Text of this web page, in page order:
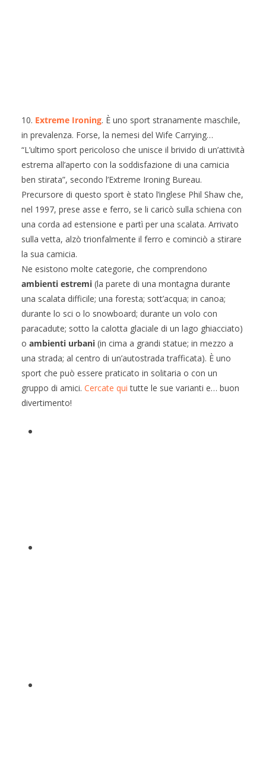
10. Extreme Ironing. È uno sport stranamente maschile,
in prevalenza. Forse, la nemesi del Wife Carrying…
“L’ultimo sport pericoloso che unisce il brivido di un’attività
estrema all’aperto con la soddisfazione di una camicia
ben stirata”, secondo l’Extreme Ironing Bureau.
Precursore di questo sport è stato l’inglese Phil Shaw che,
nel 1997, prese asse e ferro, se li caricò sulla schiena con
una corda ad estensione e partì per una scalata. Arrivato
sulla vetta, alzò trionfalmente il ferro e cominciò a stirare
la sua camicia.
Ne esistono molte categorie, che comprendono
ambienti estremi (la parete di una montagna durante
una scalata difficile; una foresta; sott’acqua; in canoa;
durante lo sci o lo snowboard; durante un volo con
paracadute; sotto la calotta glaciale di un lago ghiacciato)
o ambienti urbani (in cima a grandi statue; in mezzo a
una strada; al centro di un’autostrada trafficata). È uno
sport che può essere praticato in solitaria o con un
gruppo di amici. Cercate qui tutte le sue varianti e… buon
divertimento!